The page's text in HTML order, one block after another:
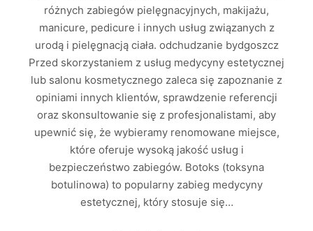
różnych zabiegów pielęgnacyjnych, makijażu,
manicure, pedicure i innych usług związanych z
urodą i pielęgnacją ciała. odchudzanie bydgoszcz
Przed skorzystaniem z usług medycyny estetycznej
lub salonu kosmetycznego zaleca się zapoznanie z
opiniami innych klientów, sprawdzenie referencji
oraz skonsultowanie się z profesjonalistami, aby
upewnić się, że wybieramy renomowane miejsce,
które oferuje wysoką jakość usług i
bezpieczeństwo zabiegów. Botoks (toksyna
botulinowa) to popularny zabieg medycyny
estetycznej, który stosuje się…